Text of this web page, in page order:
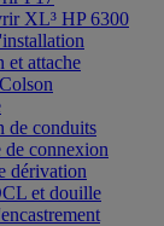
XL³ HP 6300
et attache
de conduits
connexion
dérivation
et douille